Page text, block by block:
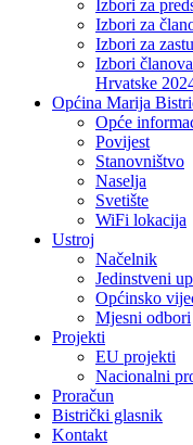
Izbori za
Izbori za
Izbori za
Izbori
Hrvatske
Općina Marija
Opće
Povijest
Stanovništvo
Naselja
Svetište
WiFi lokacija
Ustroj
Načelnik
Jedinstveni
Općinsko
Mjesni odbori
Projekti
EU projekti
Nacionalni
Proračun
Bistrički glasnik
Kontakt